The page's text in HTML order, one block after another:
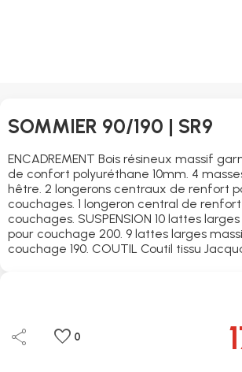
SOMMIER 90/190 | SR9
ENCADREMENT Bois résineux massif
de confort polyuréthane 10mm. 4
hêtre. 2 longerons centraux de renfort
couchages. 1 longeron central de
couchages. SUSPENSION 10 lattes
pour couchage 200. 9 lattes larges
couchage 190. COUTIL Coutil tissu
share favorite 0